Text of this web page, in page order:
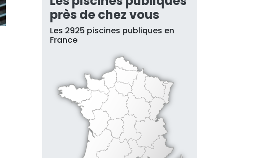
près de chez vous
Les 2925 piscines publiques en
France